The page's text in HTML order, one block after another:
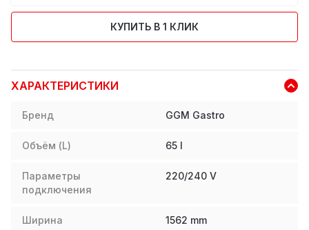
КУПИТЬ В 1 КЛИК
ХАРАКТЕРИСТИКИ
Бренд GGM Gastro
Объём (L) 65 l
Параметры
подключения
220/240 V
Ширина 1562 mm